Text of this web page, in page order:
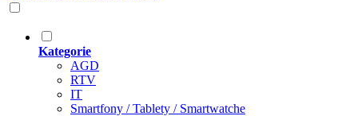
Kategorie
AGD
RTV
IT
Smartfony / Tablety / Smartwatche